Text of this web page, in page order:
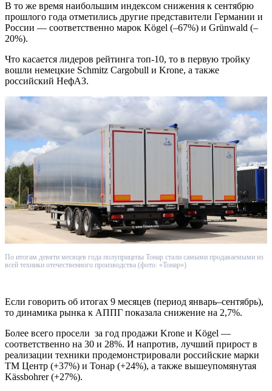
В то же время наибольшим индексом снижения к сентябрю
прошлого года отметились другие представители Германии и
России — соответственно марок Kögel (–67%) и Grünwald (–
20%).
Что касается лидеров рейтинга топ-10, то в первую тройку
вошли немецкие Schmitz Cargobull и Krone, а также
российский НефАЗ.
По итогам девяти месяцев года полуприцепы Тонар стали самыми продаваемыми из
всей техники отечественного производства (фото: «Тонар»)
Если говорить об итогах 9 месяцев (период январь–сентябрь),
то динамика рынка к АППГ показала снижение на 2,7%.
Более всего просели за год продажи Krone и Kögel —
соответственно на 30 и 28%. И напротив, лучший прирост в
реализации техники продемонстрировали российские марки
ТМ Центр (+37%) и Тонар (+24%), а также вышеупомянутая
Kässbohrer (+27%).